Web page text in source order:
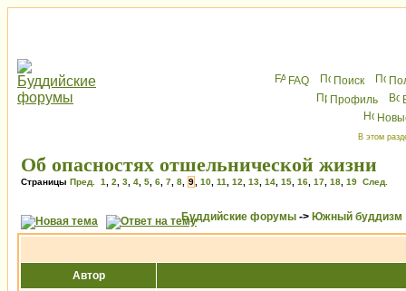
FAQ Поиск
Профиль
В этом
Об опасностях отшельнической жизни
Страницы Пред. 1 2 3 4 5 6 7 8 9 10 11 12 13 14 15 16 17 18 19 След.
Буддийские форумы -> Южный буддизм
Автор